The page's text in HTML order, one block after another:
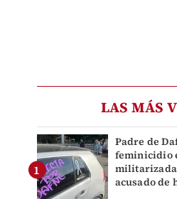
LAS MÁS
Padre de
feminicidio
acusado de